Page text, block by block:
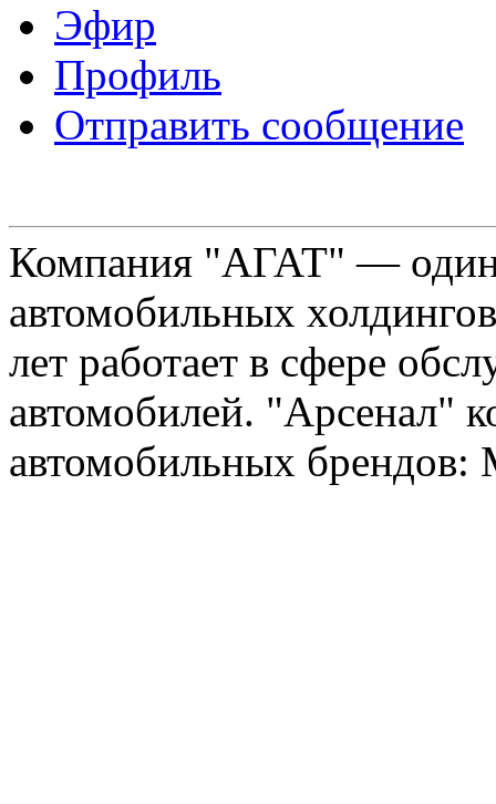
Эфир
Профиль
Отправить сообщение
Компания "АГАТ" —
автомобильных
лет работает в сфере
автомобилей. "Арсенал"
автомобильных